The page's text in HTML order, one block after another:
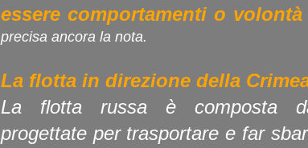
essere comportamenti o volontà
precisa ancora la nota.
La flotta in direzione della
La flotta russa è composta
progettate per trasportare e far